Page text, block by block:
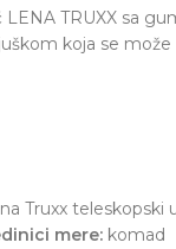
LENA TRUXX sa
koja se
Truxx teleskopski
mere: komad